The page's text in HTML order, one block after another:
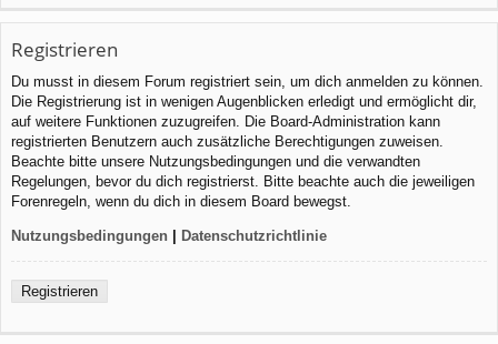
Registrieren
Du musst in diesem Forum registriert sein, um dich anmelden zu können.
Die Registrierung ist in wenigen Augenblicken erledigt und ermöglicht dir,
auf weitere Funktionen zuzugreifen. Die Board-Administration kann
registrierten Benutzern auch zusätzliche Berechtigungen zuweisen.
Beachte bitte unsere Nutzungsbedingungen und die verwandten
Regelungen, bevor du dich registrierst. Bitte beachte auch die jeweiligen
Forenregeln, wenn du dich in diesem Board bewegst.
Nutzungsbedingungen | Datenschutzrichtlinie
Registrieren